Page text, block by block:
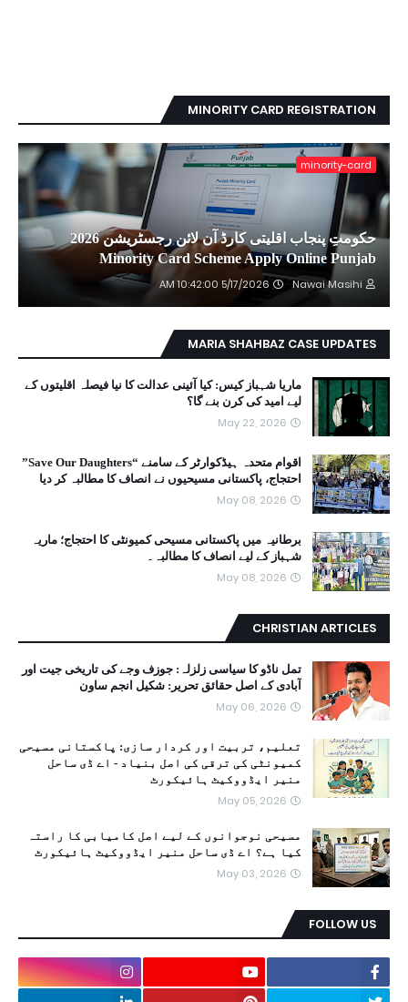
MINORITY CARD REGISTRATION
minority-card
حکومتِ پنجاب اقلیتی کارڈ آن لائن رجسٹریشن 2026
Minority Card Scheme Apply Online Punjab
Nawai Masihi
5/17/2026 10:42:00 AM
MARIA SHAHBAZ CASE UPDATES
ماریا شہباز کیس: کیا آئینی عدالت کا نیا فیصلہ اقلیتوں کے
لیے امید کی کرن بنے گا؟
May 22, 2026
اقوام متحدہ ہیڈکوارٹر کے سامنے “Save Our Daughters”
احتجاج، پاکستانی مسیحیوں نے انصاف کا مطالبہ کر دیا
May 08, 2026
برطانیہ میں پاکستانی مسیحی کمیونٹی کا احتجاج؛ ماریہ
شہباز کے لیے انصاف کا مطالبہ۔
May 08, 2026
CHRISTIAN ARTICLES
تمل ناڈو کا سیاسی زلزلہ: جوزف وجے کی تاریخی جیت اور
آبادی کے اصل حقائق تحریر: شکیل انجم ساون
May 06, 2026
تعلیم، تربیت اور کردار سازی: پاکستانی مسیحی
کمیونٹی کی ترقی کی اصل بنیاد - اے ڈی ساحل
منیر ایڈووکیٹ ہائیکورٹ
May 05, 2026
مسیحی نوجوانوں کے لیے اصل کامیابی کا راستہ
کیا ہے؟ اے ڈی ساحل منیر ایڈووکیٹ ہائیکورٹ
May 03, 2026
FOLLOW US